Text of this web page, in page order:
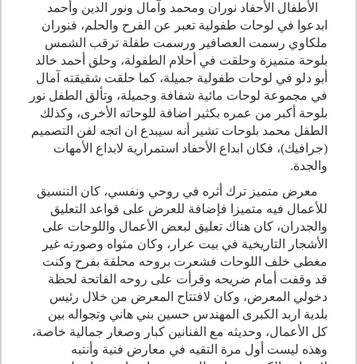
الأطفال الأحفاد نوران ومحمد وآمال ونور الدين وأحمد
ابدعوا في لوحات طفولية تعبر عن الفرح والحلم، فنوران
ملكاوي رسمت العصافير ورسمت طفلة ترقب الشمس
بلوحة متميزة وحلقت في أحلام الطفولة، وحلق أحمد خالد
أبو دلو في لوحات طفولية جميلة، كما حلقت شقيقته آمال
في مجموعة لوحات مائية شفافة وجميلة، وتألق الطفل نور
بلوحة أكبر من عمره بكثير اضافة للوحاته الأخرى، وكذلك
الطفل محمد بلوحات تشير أنه سيبدع ان اتجه لفن التصميم
(جرافيك)، فكان ابداع الأحفاد استمرارية لابداع الأمهات
والجدة.
معرض متميز ترك أثره في روحي ونفسي، كان التنسيق
للأعمال فيه متميزا فإضافة للعرض على قواعد التعليق
والجدران، كان هناك تعليق لبعض الأعمال واللوحات على
الأشجار التاريخية في بيت عرار، وكان مثواه وصورته غير
مغطى خلف اللوحات فشعرت بروحه محلقة بفرح وكنت
قد وقفت أمام ضريحه وقرأت على روحه الفاتحة لحظة
دخولي المعرض، وكان لافتتاح المعرض من خلال رئيس
بلدية اربد الكبرى المهندس حسين بني هاني وتجواله بين
كل الأعمال، وحديثه مع الفنانين كبار وصغار جمالية خاصة،
وهذه ليست أول مرة التقيه في معارض فنية وأنتبه